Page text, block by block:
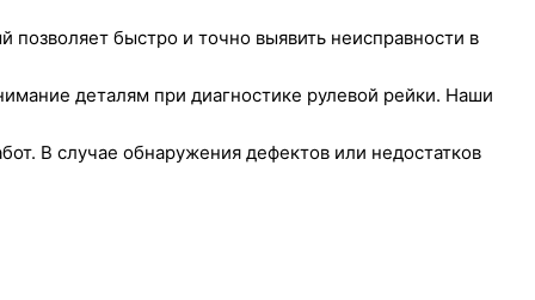
быстро и точно выявить неисправности в
деталям при диагностике рулевой рейки. Наши
В случае обнаружения дефектов или недостатков